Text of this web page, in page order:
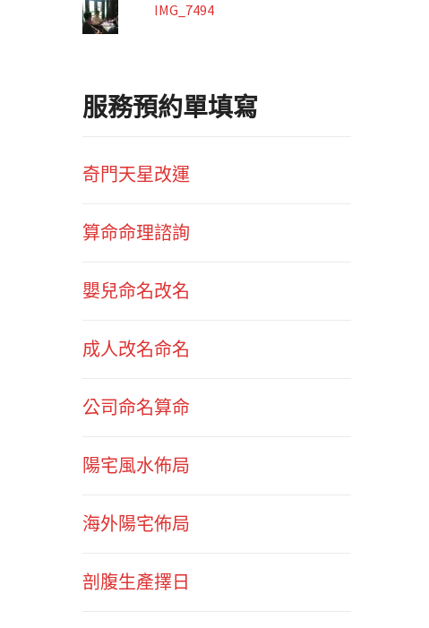
IMG_7494
服務預約單填寫
奇門天星改運
算命命理諮詢
嬰兒命名改名
成人改名命名
公司命名算命
陽宅風水佈局
海外陽宅佈局
剖腹生產擇日